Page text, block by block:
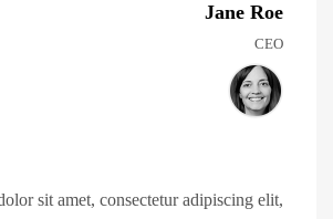
Jane Roe
CEO
sit amet, consectetur adipiscing elit,